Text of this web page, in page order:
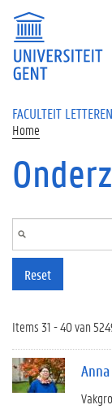
Overslaan en naar de
FACULTEIT
Home
Reset
Items 31 - 40 van